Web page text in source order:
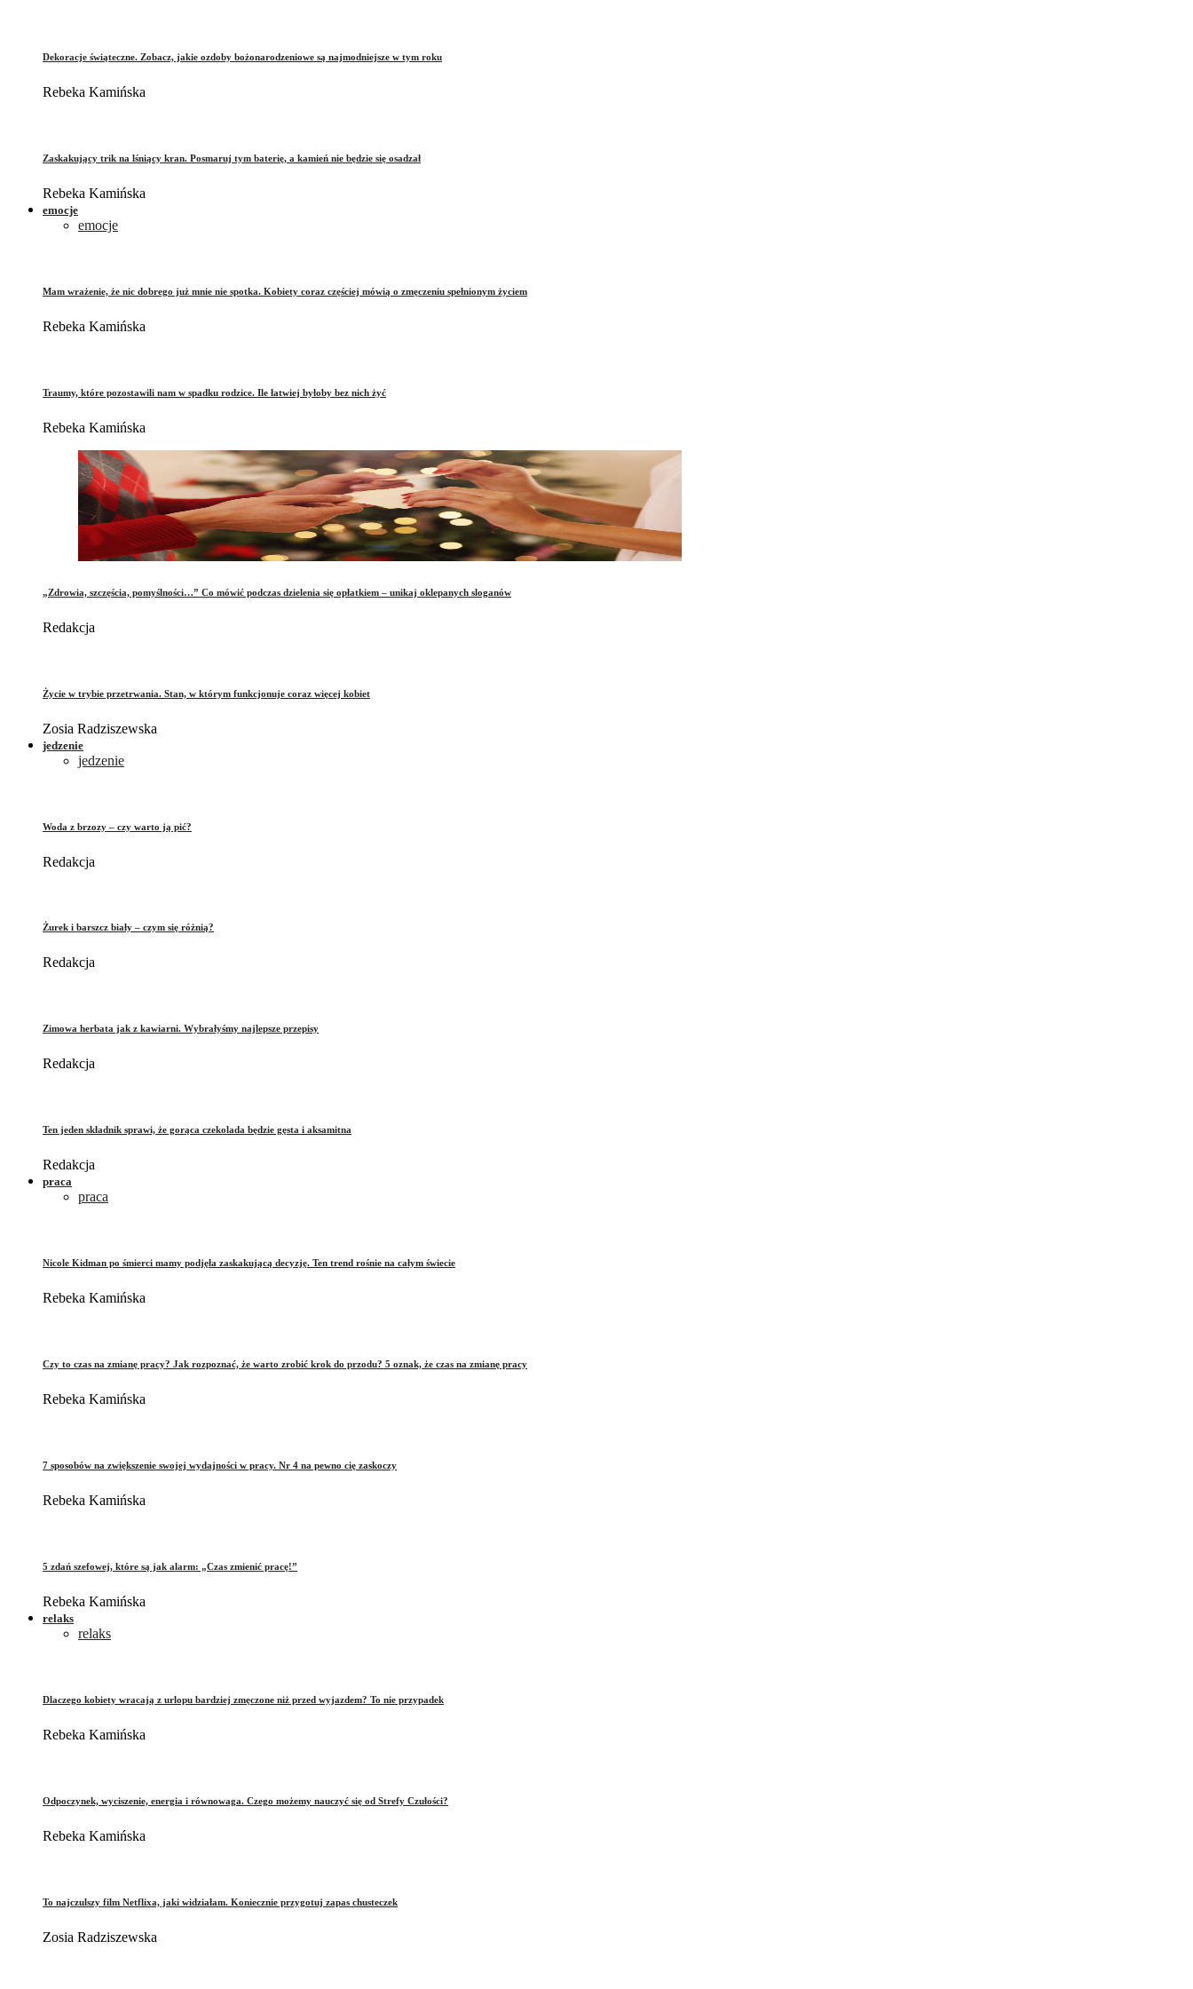
Dekoracje świąteczne. Zobacz, jakie ozdoby bożonarodzeniowe są najmodniejsze w tym roku
Rebeka Kamińska
Zaskakujący trik na lśniący kran. Posmaruj tym baterię, a kamień nie będzie się osadzał
Rebeka Kamińska
emocje
emocje
Mam wrażenie, że nic dobrego już mnie nie spotka. Kobiety coraz częściej mówią o zmęczeniu spełnionym życiem
Rebeka Kamińska
Traumy, które pozostawili nam w spadku rodzice. Ile łatwiej byłoby bez nich żyć
Rebeka Kamińska
„Zdrowia, szczęścia, pomyślności…” Co mówić podczas dzielenia się opłatkiem – unikaj oklepanych sloganów
Redakcja
Życie w trybie przetrwania. Stan, w którym funkcjonuje coraz więcej kobiet
Zosia Radziszewska
jedzenie
jedzenie
Woda z brzozy – czy warto ją pić?
Redakcja
Żurek i barszcz biały – czym się różnią?
Redakcja
Zimowa herbata jak z kawiarni. Wybrałyśmy najlepsze przepisy
Redakcja
Ten jeden składnik sprawi, że gorąca czekolada będzie gęsta i aksamitna
Redakcja
praca
praca
Nicole Kidman po śmierci mamy podjęła zaskakującą decyzję. Ten trend rośnie na całym świecie
Rebeka Kamińska
Czy to czas na zmianę pracy? Jak rozpoznać, że warto zrobić krok do przodu? 5 oznak, że czas na zmianę pracy
Rebeka Kamińska
7 sposobów na zwiększenie swojej wydajności w pracy. Nr 4 na pewno cię zaskoczy
Rebeka Kamińska
5 zdań szefowej, które są jak alarm: „Czas zmienić pracę!”
Rebeka Kamińska
relaks
relaks
Dlaczego kobiety wracają z urlopu bardziej zmęczone niż przed wyjazdem? To nie przypadek
Rebeka Kamińska
Odpoczynek, wyciszenie, energia i równowaga. Czego możemy nauczyć się od Strefy Czułości?
Rebeka Kamińska
To najczulszy film Netflixa, jaki widziałam. Koniecznie przygotuj zapas chusteczek
Zosia Radziszewska